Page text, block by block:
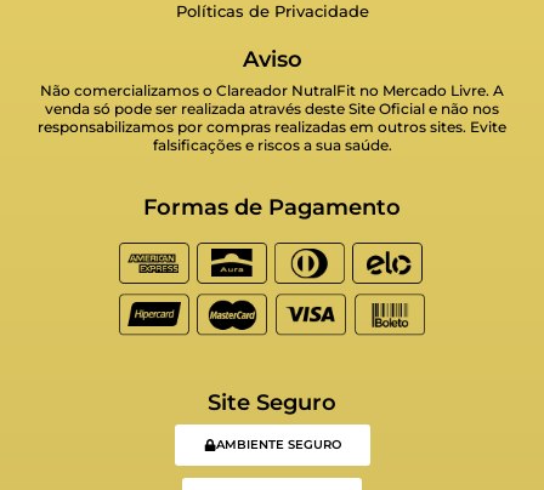
Políticas de Privacidade
Aviso
Não comercializamos o Clareador NutralFit no Mercado Livre. A
venda só pode ser realizada através deste Site Oficial e não nos
responsabilizamos por compras realizadas em outros sites. Evite
falsificações e riscos a sua saúde.
Formas de Pagamento
Site Seguro
AMBIENTE SEGURO